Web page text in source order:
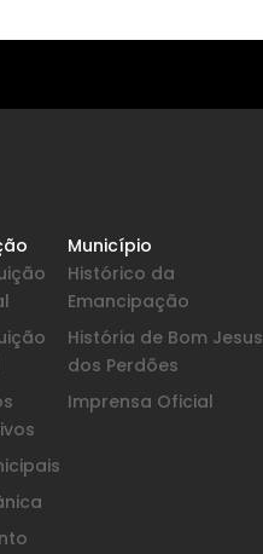
Município
Histórico da
Emancipação
História de Bom Jesus
dos Perdões
Imprensa Oficial